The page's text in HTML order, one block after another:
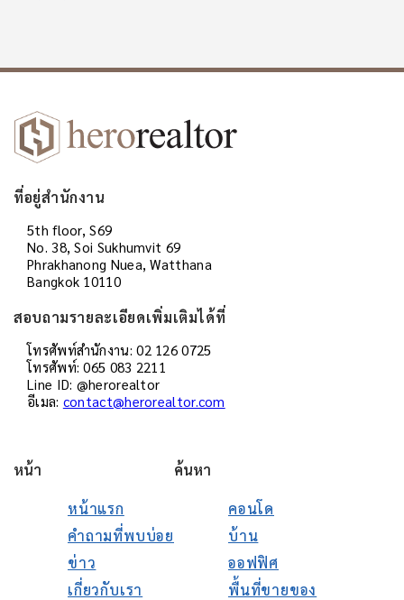
ที่อยู่สำนักงาน
5th floor, S69
No. 38, Soi Sukhumvit 69
Phrakhanong Nuea, Watthana
Bangkok 10110
สอบถามรายละเอียดเพิ่มเติมได้ที่
โทรศัพท์สำนักงาน: 02 126 0725
โทรศัพท์: 065 083 2211
Line ID: @herorealtor
อีเมล: contact@herorealtor.com
หน้า
หน้าแรก
คำถามที่พบบ่อย
ข่าว
เกี่ยวกับเรา
ค้นหา
คอนโด
บ้าน
ออฟฟิศ
พื้นที่ขายของ